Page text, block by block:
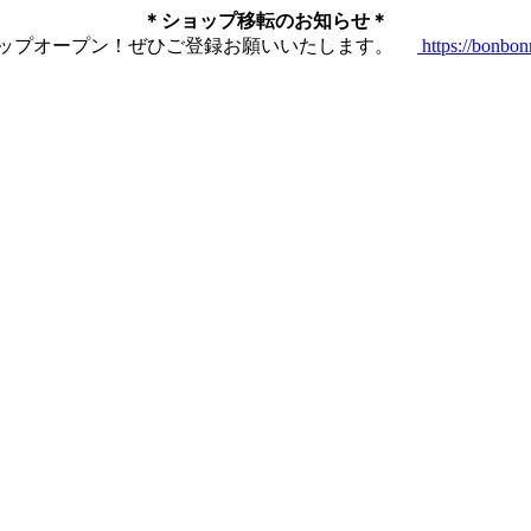
＊ショップ移転のお知らせ＊
プオープン！ぜひご登録お願いいたします。
https://